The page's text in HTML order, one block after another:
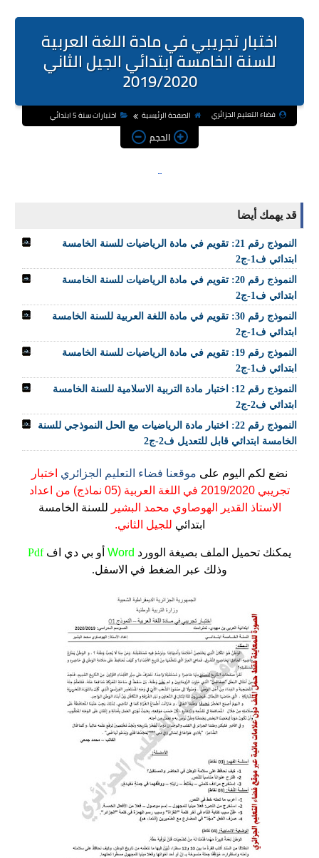
اختبار تجريبي في مادة اللغة العربية
للسنة الخامسة ابتدائي الجيل الثاني
2019/2020
فضاء التعليم الجزائري الصفحة الرئيسية اختبارات سنة 5 ابتدائي
الحجم
قد يهمك أيضا
النموذج رقم 21: تقويم في مادة الرياضيات للسنة الخامسة
ابتدائي ف1-ج2
النموذج رقم 20: تقويم في مادة الرياضيات للسنة الخامسة
ابتدائي ف1-ج2
النموذج رقم 30: تقويم في مادة اللغة العربية للسنة الخامسة
ابتدائي ف1-ج2
النموذج رقم 19: تقويم في مادة الرياضيات للسنة الخامسة
ابتدائي ف1-ج2
النموذج رقم 12: اختبار مادة التربية الاسلامية للسنة الخامسة
ابتدائي ف2-ج2
النموذج رقم 22: اختبار مادة الرياضيات مع الحل النموذجي للسنة
الخامسة ابتدائي قابل للتعديل ف2-ج2
نضع لكم اليوم على موقعنا فضاء التعليم الجزائري اختبار
تجريبي 2019/2020 في اللغة العربية (05 نماذج) من اعداد
الاستاذ القدير الهوصاوي محمد البشير للسنة الخامسة
ابتدائي للجيل الثاني.
يمكنك تحميل الملف بصيغة الوورد Word أو بي دي اف Pdf
وذلك عبر الضغط في الاسفل.